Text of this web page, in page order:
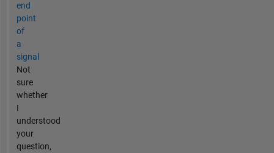
end
point
of
a
signal
Not
sure
whether
I
understood
your
question,